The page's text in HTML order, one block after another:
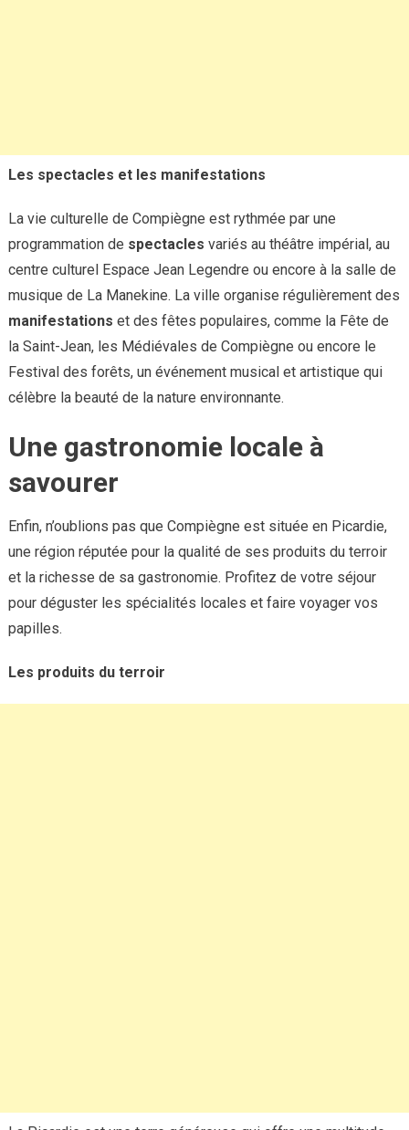
Les spectacles et les manifestations
La vie culturelle de Compiègne est rythmée par une
programmation de spectacles variés au théâtre impérial, au
centre culturel Espace Jean Legendre ou encore à la salle de
musique de La Manekine. La ville organise régulièrement des
manifestations et des fêtes populaires, comme la Fête de
la Saint-Jean, les Médiévales de Compiègne ou encore le
Festival des forêts, un événement musical et artistique qui
célèbre la beauté de la nature environnante.
Une gastronomie locale à
savourer
Enfin, n’oublions pas que Compiègne est située en Picardie,
une région réputée pour la qualité de ses produits du terroir
et la richesse de sa gastronomie. Profitez de votre séjour
pour déguster les spécialités locales et faire voyager vos
papilles.
Les produits du terroir